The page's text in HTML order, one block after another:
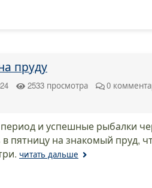
пруду
2533 просмотра 0
и успешные рыбалки
пятницу на знакомый пруд,
читать дальше